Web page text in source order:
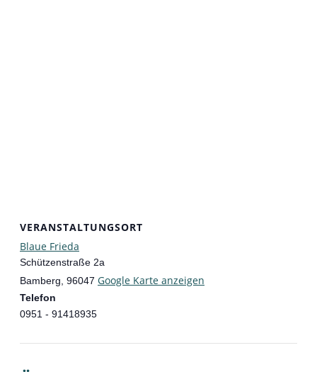
VERANSTALTUNGSORT
Blaue Frieda
Schützenstraße 2a
Bamberg 96047 Google Karte anzeigen
Telefon
0951 - 91418935